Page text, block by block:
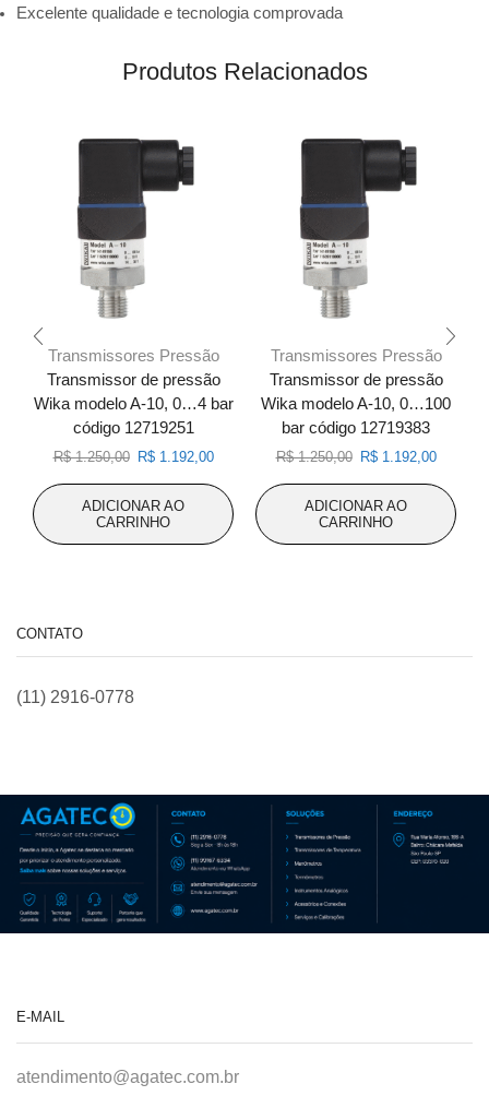
Excelente qualidade e tecnologia comprovada
Produtos Relacionados
Transmissores Pressão
Transmissor de pressão
Wika modelo A-10, 0…4 bar
código 12719251
R$1.250,00 O
original
era:
R$ 1.250,00.
R$1.192,00O
atual
R$ 1.192,00.
ADICIONAR AO
CARRINHO
Transmissores Pressão
Transmissor de pressão
Wika modelo A-10, 0…100
bar código 12719383
R$1.250,00 O
original
era:
R$ 1.250,00.
R$1.192,00O
atual
R$
ADICIONAR AO
CARRINHO
CONTATO
(11) 2916-0778
E-MAIL
atendimento@agatec.com.br